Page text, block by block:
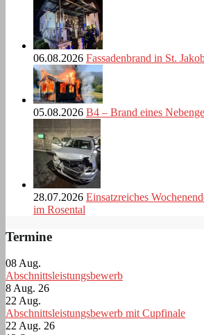
06.08.2026 Fassadenbrand in St.
05.08.2026 B4 – Brand eines
28.07.2026 Einsatzreiches
im Rosental
Termine
08 Aug.
Abschnittsleistungsbewerb
8 Aug. 26
22 Aug.
Abschnittsleistungsbewerb mit Cupfinale
22 Aug. 26